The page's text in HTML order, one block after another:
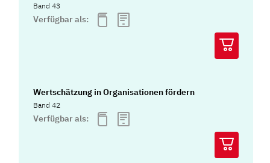
Band 43
Verfügbar als:
Wertschätzung in Organisationen fördern
Band 42
Verfügbar als: